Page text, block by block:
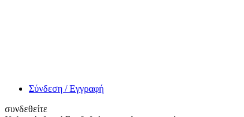
Σύνδεση / Εγγραφή
συνδεθείτε